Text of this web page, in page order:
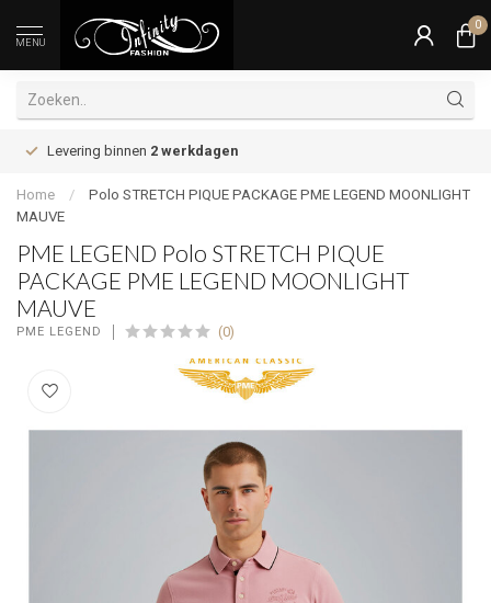
MENU
0
Levering binnen 2 werkdagen
Home /
Polo STRETCH PIQUE PACKAGE PME LEGEND MOONLIGHT
MAUVE
PME LEGEND Polo STRETCH PIQUE
PACKAGE PME LEGEND MOONLIGHT
MAUVE
PME LEGEND (0)